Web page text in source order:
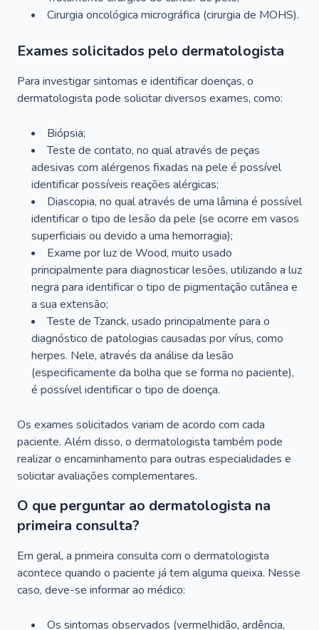
Cirurgia oncológica micrográfica (cirurgia de MOHS).
Exames solicitados pelo dermatologista
Para investigar sintomas e identificar doenças, o
dermatologista pode solicitar diversos exames, como:
Biópsia;
Teste de contato, no qual através de peças
adesivas com alérgenos fixadas na pele é possível
identificar possíveis reações alérgicas;
Diascopia, no qual através de uma lâmina é possível
identificar o tipo de lesão da pele (se ocorre em vasos
superficiais ou devido a uma hemorragia);
Exame por luz de Wood, muito usado
principalmente para diagnosticar lesões, utilizando a luz
negra para identificar o tipo de pigmentação cutânea e
a sua extensão;
Teste de Tzanck, usado principalmente para o
diagnóstico de patologias causadas por vírus, como
herpes. Nele, através da análise da lesão
(especificamente da bolha que se forma no paciente),
é possível identificar o tipo de doença.
Os exames solicitados variam de acordo com cada
paciente. Além disso, o dermatologista também pode
realizar o encaminhamento para outras especialidades e
solicitar avaliações complementares.
O que perguntar ao dermatologista na
primeira consulta?
Em geral, a primeira consulta com o dermatologista
acontece quando o paciente já tem alguma queixa. Nesse
caso, deve-se informar ao médico:
Os sintomas observados (vermelhidão, ardência,